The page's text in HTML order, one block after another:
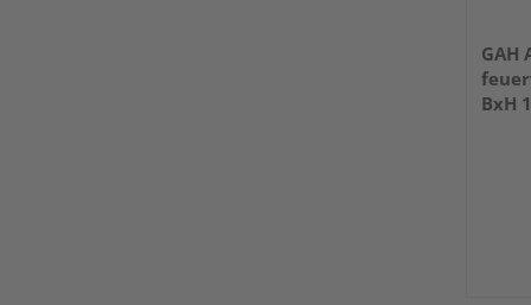
GAH
BxH